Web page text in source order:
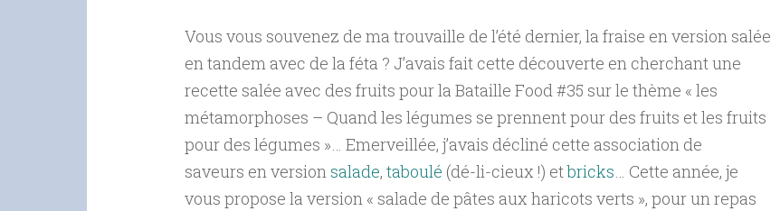
Vous vous souvenez de ma trouvaille de l’été dernier, la fraise en version salée
en tandem avec de la féta ? J’avais fait cette découverte en cherchant une
recette salée avec des fruits pour la Bataille Food #35 sur le thème « les
métamorphoses – Quand les légumes se prennent pour des fruits et les fruits
pour des légumes »… Emerveillée, j’avais décliné cette association de
saveurs en versionsalade, taboulé (dé-li-cieux !) etbricks… Cette année, je
vous propose la version « salade de pâtes aux haricots verts », pour un repas